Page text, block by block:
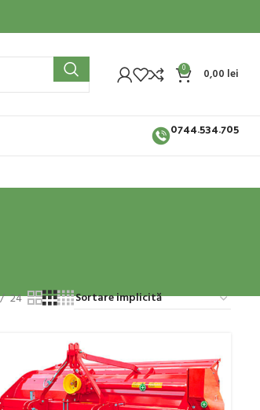
0 0,00 lei
0744.534.705
24